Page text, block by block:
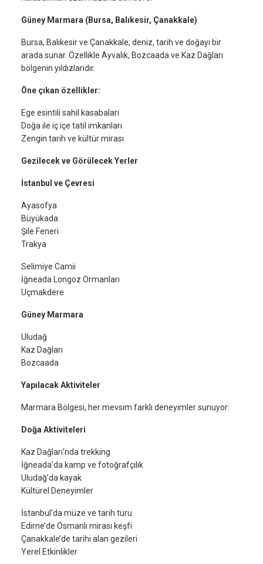
Güney Marmara (Bursa, Balıkesir, Çanakkale)
Bursa, Balıkesir ve Çanakkale; deniz, tarih ve doğayı bir
arada sunar. Özellikle Ayvalık, Bozcaada ve Kaz Dağları
bölgenin yıldızlarıdır.
Öne çıkan özellikler:
Ege esintili sahil kasabaları
Doğa ile iç içe tatil imkanları
Zengin tarih ve kültür mirası
Gezilecek ve Görülecek Yerler
İstanbul ve Çevresi
Ayasofya
Büyükada
Şile Feneri
Trakya
Selimiye Camii
İğneada Longoz Ormanları
Uçmakdere
Güney Marmara
Uludağ
Kaz Dağları
Bozcaada
Yapılacak Aktiviteler
Marmara Bölgesi, her mevsim farklı deneyimler sunuyor:
Doğa Aktiviteleri
Kaz Dağları’nda trekking
İğneada’da kamp ve fotoğrafçılık
Uludağ’da kayak
Kültürel Deneyimler
İstanbul’da müze ve tarih turu
Edirne’de Osmanlı mirası keşfi
Çanakkale’de tarihi alan gezileri
Yerel Etkinlikler